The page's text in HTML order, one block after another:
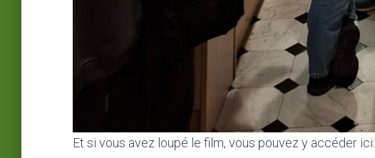
Et si vous avez loupé le film, vous pouvez y accéder ici: